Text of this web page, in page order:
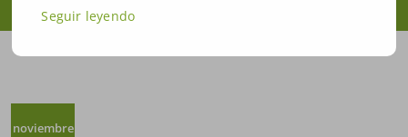
noviembre
Seguir leyendo